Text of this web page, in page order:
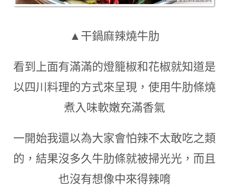
▲干鍋麻辣燒牛肋
看到上面有滿滿的燈籠椒和花椒就知道是
以四川料理的方式來呈現 ， 使用牛肋條燒
煮入味軟嫩充滿香氣
一開始我還以為大家會怕辣不太敢吃之類
的 ， 結果沒多久牛肋條就被掃光光 ， 而且
也沒有想像中來得辣唷